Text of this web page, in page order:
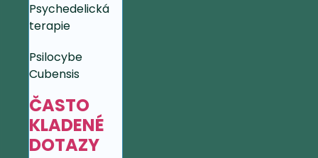
Psychedelická
terapie
Psilocybe
Cubensis
ČASTO
KLADENÉ
DOTAZY